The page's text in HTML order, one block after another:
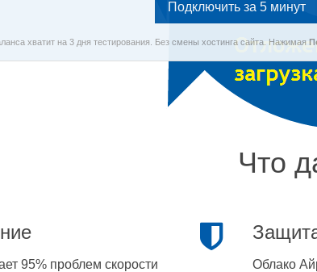
хватит на 3 дня тестирования. Без смены хостинга сайта. Нажимая
Что
95% проблем скорости
Облако